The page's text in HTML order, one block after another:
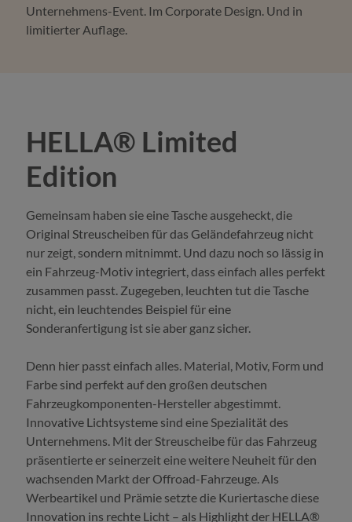
Unternehmens-Event. Im Corporate Design. Und in
limitierter Auflage.
HELLA® Limited
Edition
Gemeinsam haben sie eine Tasche ausgeheckt, die
Original Streuscheiben für das Geländefahrzeug nicht
nur zeigt, sondern mitnimmt. Und dazu noch so lässig in
ein Fahrzeug-Motiv integriert, dass einfach alles perfekt
zusammen passt. Zugegeben, leuchten tut die Tasche
nicht, ein leuchtendes Beispiel für eine
Sonderanfertigung ist sie aber ganz sicher.
Denn hier passt einfach alles. Material, Motiv, Form und
Farbe sind perfekt auf den großen deutschen
Fahrzeugkomponenten-Hersteller abgestimmt.
Innovative Lichtsysteme sind eine Spezialität des
Unternehmens. Mit der Streuscheibe für das Fahrzeug
präsentierte er seinerzeit eine weitere Neuheit für den
wachsenden Markt der Offroad-Fahrzeuge. Als
Werbeartikel und Prämie setzte die Kuriertasche diese
Innovation ins rechte Licht – als Highlight der HELLA®